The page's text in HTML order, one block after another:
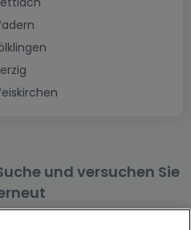
und versuchen Sie